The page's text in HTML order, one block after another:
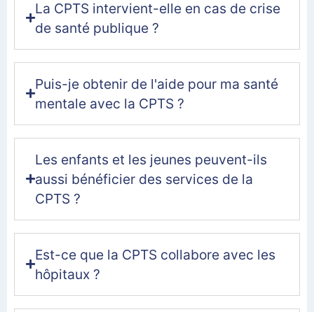
La CPTS intervient-elle en cas de crise
de santé publique ?
Puis-je obtenir de l'aide pour ma santé
mentale avec la CPTS ?
Les enfants et les jeunes peuvent-ils
aussi bénéficier des services de la
CPTS ?
Est-ce que la CPTS collabore avec les
hôpitaux ?